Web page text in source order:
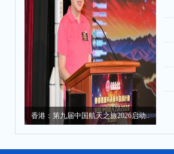
香港：第九届中国航天之旅2026启动..